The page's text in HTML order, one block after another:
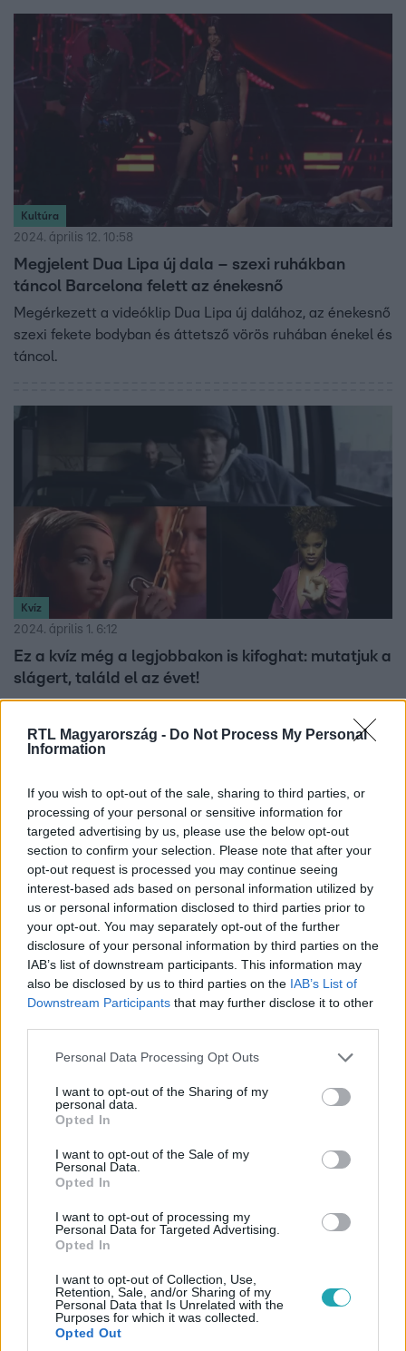
RTL Magyarország - Do Not Process My Personal
Information
If you wish to opt-out of the sale, sharing to third parties, or
processing of your personal or sensitive information for
targeted advertising by us, please use the below opt-out
section to confirm your selection. Please note that after your
opt-out request is processed you may continue seeing
interest-based ads based on personal information utilized by
us or personal information disclosed to third parties prior to
your opt-out. You may separately opt-out of the further
disclosure of your personal information by third parties on the
IAB’s list of downstream participants. This information may
also be disclosed by us to third parties on the IAB’s List of
Downstream Participants that may further disclose it to other
Please note that this website/app uses one or more Google
not limited to your visit or usage behaviour. You may click to
grant or deny consent to Google and its third-party tags to
use your data for below specified purposes in below Google
consent section.
Personal Data Processing Opt Outs
I want to opt-out of the Sharing of my
personal data.
Opted In
I want to opt-out of the Sale of my
Personal Data.
Opted In
I want to opt-out of processing my
Personal Data for Targeted Advertising.
Opted In
I want to opt-out of Collection, Use,
Retention, Sale, and/or Sharing of my
Personal Data that Is Unrelated with the
Purposes for which it was collected.
Opted Out
Kultúra
2024. április 12. 10:58
Megjelent Dua Lipa új dala – szexi ruhákban
táncol Barcelona felett az énekesnő
Megérkezett a videóklip Dua Lipa új dalához, az énekesnő
szexi fekete bodyban és áttetsző vörös ruhában énekel és
táncol.
Kvíz
2024. április 1. 6:12
Ez a kvíz még a legjobbakon is kifoghat: mutatjuk a
slágert, találd el az évet!
Az elmúlt három évtized Billboard-listás dalaiból
választottunk párat, nektek csak az a dolgotok, hogy
megtippeljétek, melyik évben jelentek meg a dalok.
ha a dal nem is ismerős, az előadók, a helyszínek vagy a
ruhák árulkodhatnak az időszakról. Talán sokszor
elhangzik majd: „nem lehet, hogy az 21 éve jelent meg”.
De bizony, lehet.
Kylie Minogue és Dua Lipa is lélegzetelállító fekete
ruhában pózolt a BRIT Awards vörös szőnyegén
Kylie Minogue és Dua Lipa is lélegzetelállító fekete
ruhában pózolt, Ellie Goulding barackszínű ruhájában
kápráztatott el mindenkit, azonban egy meglepő vendég
is végigvonult a BRIT Awards, a brit zeneipar legfőbb
díjátadójának vörös szőnyegén. A videóból megtudhatják